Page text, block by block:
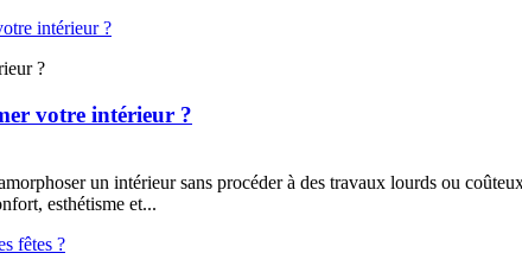
?
votre intérieur ?
un intérieur sans procéder à des travaux lourds ou
esthétisme et...